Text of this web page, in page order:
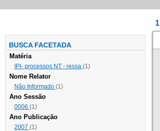
BUSCA FACETADA
Matéria
IPI- processos NT - ressa (1)
Nome Relator
Não Informado (1)
Ano Sessão
0006 (1)
Ano Publicação
2007 (1)
1